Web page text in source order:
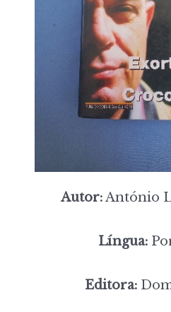
Autor:António
Língua:
Editora: